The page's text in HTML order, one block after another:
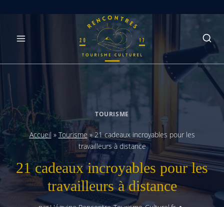
TOURISME
Accueil » Tourisme »21 cadeaux incroyables pour les
travailleurs à distance
21 cadeaux incroyables pour les
travailleurs à distance